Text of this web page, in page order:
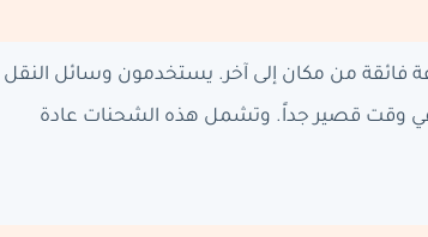
من مكان إلى آخر. يستخدمون وسائل النقل
في وقت قصير جداً. وتشمل هذه الشحنات عادة